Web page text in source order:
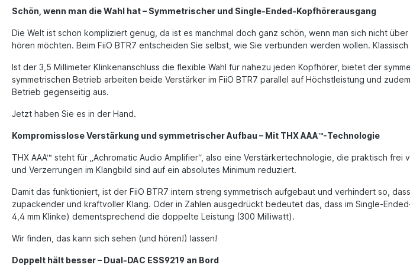
Schön, wenn man die Wahl hat – Symmetrischer und Single-Ended-Kopfhörerausgang
Die Welt ist schon kompliziert genug, da ist es manchmal doch ganz schön, wenn man sich nicht
hören möchten. Beim FiiO BTR7 entscheiden Sie selbst, wie Sie verbunden werden wollen.
Ist der 3,5 Millimeter Klinkenanschluss die flexible Wahl für nahezu jeden Kopfhörer, bietet der
symmetrischen Betrieb arbeiten beide Verstärker im FiiO BTR7 parallel auf Höchstleistung und
Betrieb gegenseitig aus.
Jetzt haben Sie es in der Hand.
Kompromisslose Verstärkung und symmetrischer Aufbau – Mit THX AAA™-Technologie
THX AAA™ steht für „Achromatic Audio Amplifier“, also eine Verstärkertechnologie, die praktisch
und Verzerrungen im Klangbild sind auf ein absolutes Minimum reduziert.
Damit das funktioniert, ist der FiiO BTR7 intern streng symmetrisch aufgebaut und verhindert so,
zupackender und kraftvoller Klang. Oder in Zahlen ausgedrückt bedeutet das, dass im Single-
4,4 mm Klinke) dementsprechend die doppelte Leistung (300 Milliwatt).
Wir finden, das kann sich sehen (und hören!) lassen!
Doppelt hält besser – Dual-DAC ESS9219 an Bord